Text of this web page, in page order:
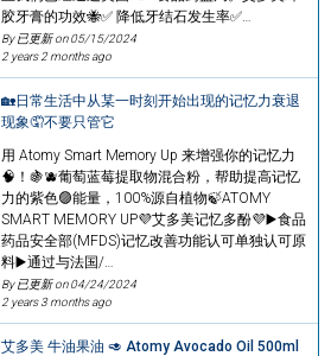
胶牙膏的功效🐝✅ 降低牙结石发生率✅…
By 已更新 on05/15/2024
2 years 2 months ago
🏡日常生活中从某一时刻开始出现的记忆力衰退
现象🤦不要只管它
用 Atomy Smart Memory Up 来增强你的记忆力
🧠！🍇🫐葡萄蓝莓提取物混合粉，帮助提高记忆
力的紫色🟣能量，100%源自植物🍃ATOMY
SMART MEMORY UP💜艾多美记忆多酚💜▶️食品
药品安全部(MFDS)记忆改善功能认可单独认可原
料▶️通过与法国/…
By 已更新 on04/24/2024
2 years 3 months ago
艾多美 牛油果油 🥑 Atomy Avocado Oil 500ml